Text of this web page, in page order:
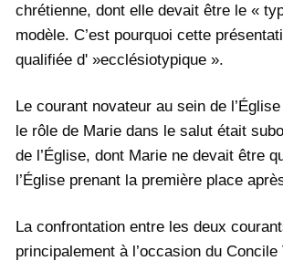
chrétienne, dont elle devait être le «
modèle. C’est pourquoi cette
qualifiée d' »ecclésiotypique ».
Le courant novateur au sein de
le rôle de Marie dans le salut était
de l’Église, dont Marie ne devait être
l’Église prenant la première place
La confrontation entre les deux
principalement à l’occasion du Concile